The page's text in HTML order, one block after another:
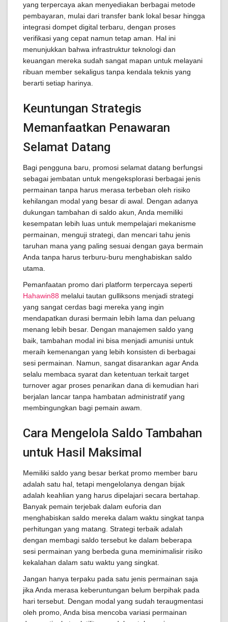
yang terpercaya akan menyediakan berbagai metode
pembayaran, mulai dari transfer bank lokal besar hingga
integrasi dompet digital terbaru, dengan proses
verifikasi yang cepat namun tetap aman. Hal ini
menunjukkan bahwa infrastruktur teknologi dan
keuangan mereka sudah sangat mapan untuk melayani
ribuan member sekaligus tanpa kendala teknis yang
berarti setiap harinya.
Keuntungan Strategis
Memanfaatkan Penawaran
Selamat Datang
Bagi pengguna baru, promosi selamat datang berfungsi
sebagai jembatan untuk mengeksplorasi berbagai jenis
permainan tanpa harus merasa terbeban oleh risiko
kehilangan modal yang besar di awal. Dengan adanya
dukungan tambahan di saldo akun, Anda memiliki
kesempatan lebih luas untuk mempelajari mekanisme
permainan, menguji strategi, dan mencari tahu jenis
taruhan mana yang paling sesuai dengan gaya bermain
Anda tanpa harus terburu-buru menghabiskan saldo
utama.
Pemanfaatan promo dari platform terpercaya seperti
Hahawin88 melalui tautan gulliksons menjadi strategi
yang sangat cerdas bagi mereka yang ingin
mendapatkan durasi bermain lebih lama dan peluang
menang lebih besar. Dengan manajemen saldo yang
baik, tambahan modal ini bisa menjadi amunisi untuk
meraih kemenangan yang lebih konsisten di berbagai
sesi permainan. Namun, sangat disarankan agar Anda
selalu membaca syarat dan ketentuan terkait target
turnover agar proses penarikan dana di kemudian hari
berjalan lancar tanpa hambatan administratif yang
membingungkan bagi pemain awam.
Cara Mengelola Saldo Tambahan
untuk Hasil Maksimal
Memiliki saldo yang besar berkat promo member baru
adalah satu hal, tetapi mengelolanya dengan bijak
adalah keahlian yang harus dipelajari secara bertahap.
Banyak pemain terjebak dalam euforia dan
menghabiskan saldo mereka dalam waktu singkat tanpa
perhitungan yang matang. Strategi terbaik adalah
dengan membagi saldo tersebut ke dalam beberapa
sesi permainan yang berbeda guna meminimalisir risiko
kekalahan dalam satu waktu yang singkat.
Jangan hanya terpaku pada satu jenis permainan saja
jika Anda merasa keberuntungan belum berpihak pada
hari tersebut. Dengan modal yang sudah teraugmentasi
oleh promo, Anda bisa mencoba variasi permainan